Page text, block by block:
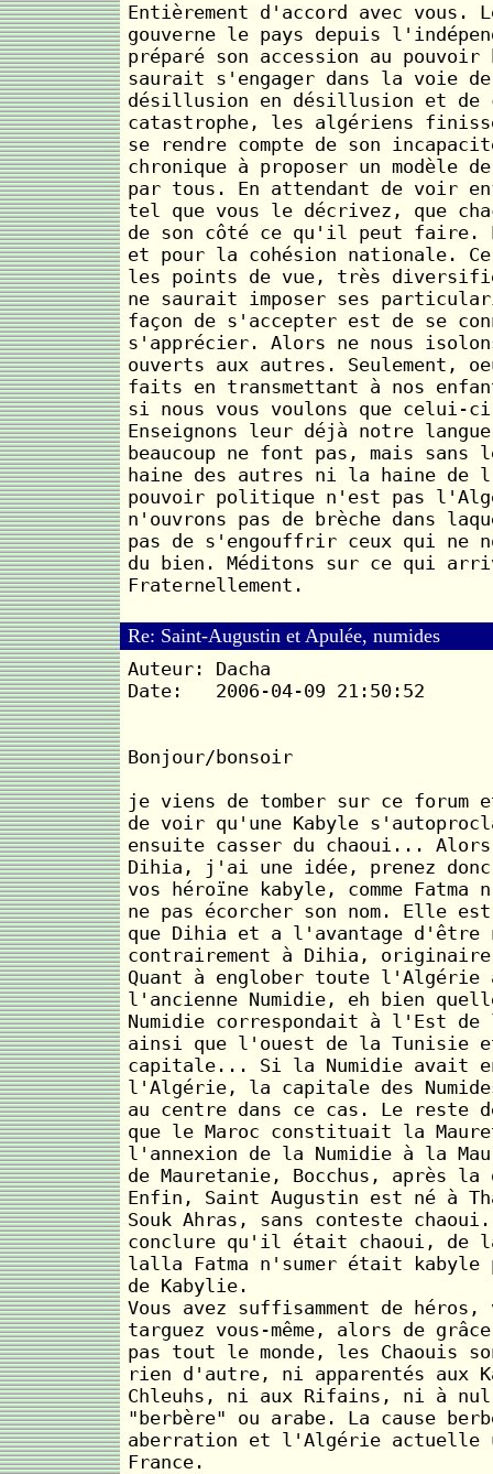
Entièrement d'accord avec vous.
gouverne le pays depuis
préparé son accession au
saurait s'engager dans la voie
désillusion en désillusion et de
catastrophe, les algériens
se rendre compte de son
chronique à proposer un modèle
par tous. En attendant de voir
tel que vous le décrivez, que
de son côté ce qu'il peut
et pour la cohésion nationale.
les points de vue, très
ne saurait imposer ses
façon de s'accepter est de se
s'apprécier. Alors ne nous
ouverts aux autres. Seulement,
faits en transmettant à nos
si nous vous voulons que celui-
Enseignons leur déjà notre
beaucoup ne font pas, mais sans
haine des autres ni la haine de
pouvoir politique n'est pas
n'ouvrons pas de brèche dans
pas de s'engouffrir ceux qui ne
du bien. Méditons sur ce qui
Fraternellement.
Re: Saint-Augustin et Apulée, numides
Auteur: Dacha
Date: 2006-04-09 21:50:52
Bonjour/bonsoir
je viens de tomber sur ce
de voir qu'une Kabyle
ensuite casser du chaoui... Alors
Dihia, j'ai une idée, prenez donc
vos héroïne kabyle, comme Fatma
ne pas écorcher son nom. Elle
que Dihia et a l'avantage d'être
contrairement à Dihia, originaire
Quant à englober toute l'Algérie
l'ancienne Numidie, eh bien
Numidie correspondait à l'Est
ainsi que l'ouest de la Tunisie
capitale... Si la Numidie avait
l'Algérie, la capitale des
au centre dans ce cas. Le
que le Maroc constituait la
l'annexion de la Numidie à la
de Mauretanie, Bocchus, après
Enfin, Saint Augustin est né à
Souk Ahras, sans conteste
conclure qu'il était chaoui, de la
lalla Fatma n'sumer était
de Kabylie.
Vous avez suffisamment de héros,
targuez vous-même, alors de
pas tout le monde, les Chaouis
rien d'autre, ni apparentés aux
Chleuhs, ni aux Rifains, ni à nul
"berbère" ou arabe. La cause
aberration et l'Algérie actuelle
France.